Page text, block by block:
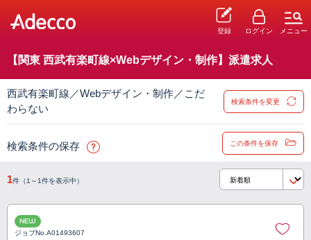
登録 ログイン メニュー
【関東 西武有楽町線×Webデザイン・制作】派遣求人
西武有楽町線／Webデザイン・制作／こだ
わらない
検索条件を変更
検索条件の保存 この条件を保存
1件（1～1件を表示中）
NEW
ジョブNo.A01493607